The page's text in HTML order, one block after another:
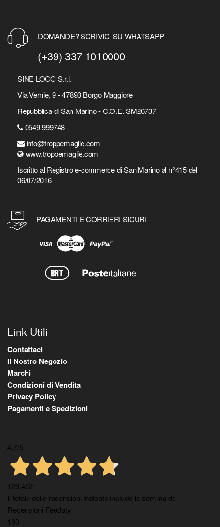
DOMANDE? SCRIVICI SU WHATSAPP
(+39) 337 1010000
SINE LOCO S.r.l.
Via Vernie, 9 - 47893 Borgo Maggiore
Repubblica di San Marino - C.O.E. SM26737
0549 999748
info@troppemaglie.com
www.troppemaglie.com
Iscritto al Registro e-commerce di San Marino al n°415 del
06/07/2016
PAGAMENTI E CORRIERI SICURI
Link Utili
Contattaci
Il Nostro Negozio
Marchi
Condizioni di Vendita
Privacy Policy
Pagamenti e Spedizioni
4,7/5
129.452
Il totale delle recensioni indicate include la somma di:
Recensioni Feedaty
160